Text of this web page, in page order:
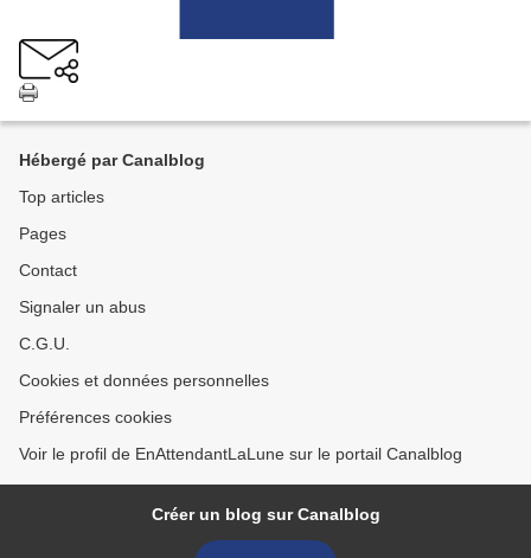
Hébergé par Canalblog
Top articles
Pages
Contact
Signaler un abus
C.G.U.
Cookies et données personnelles
Préférences cookies
Voir le profil de EnAttendantLaLune sur le portail Canalblog
Créer un blog sur Canalblog